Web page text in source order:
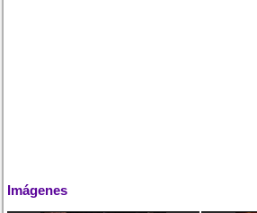
Imágenes